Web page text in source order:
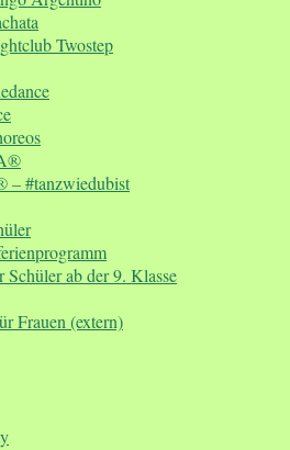
Twostep
– #tanzwiedubist
Schüler ab der 9. Klasse
Frauen (extern)